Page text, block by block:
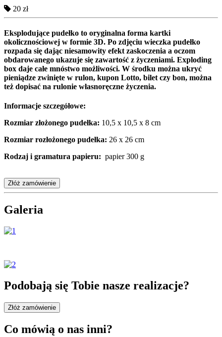
20 zł
Eksplodujące pudełko to oryginalna forma kartki
okolicznościowej w formie 3D. Po zdjęciu wieczka pudełko
rozpada się dając niesamowity efekt zaskoczenia a oczom
obdarowanego ukazuje się zawartość z życzeniami. Exploding
box daje całe mnóstwo możliwości. W środku można ukryć
pieniądze zwinięte w rulon, kupon Lotto, bilet czy bon, można
też dopisać na rulonie własnoręczne życzenia.
Informacje szczegółowe:
Rozmiar złożonego pudełka: 10,5 x 10,5 x 8 cm
Rozmiar rozłożonego pudełka: 26 x 26 cm
Rodzaj i gramatura papieru: papier 300 g
Złóż zamówienie
Galeria
Podobają się Tobie nasze realizacje?
Złóż zamówienie
Co mówią o nas inni?